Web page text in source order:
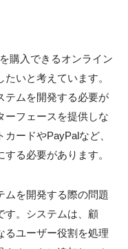
購入できるオンライン
いと考えています。
テムを開発する必要が
ーフェースを提供しな
ードやPayPalなど、
る必要があります。
ムを開発する際の問題
す。システムは、顧
るユーザー役割を処理